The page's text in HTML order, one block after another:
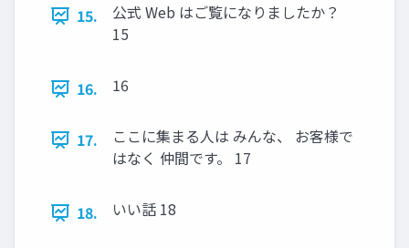
15.
公式 Web はご覧になりましたか？
15
16. 16
17.
ここに集まる人は みんな、 お客様で
はなく 仲間です。 17
18. いい話 18